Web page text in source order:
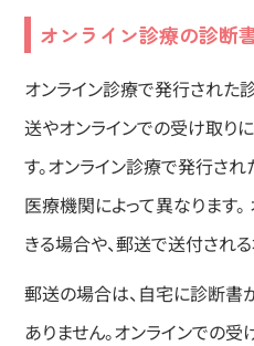
オンライン診療の診断
オンライン診療で発行された
送やオンラインでの受け取り
す。オンライン診療で発行さ
医療機関によって異なります
きる場合や、郵送で送付され
郵送の場合は、自宅に診断書
ありません。オンラインでの